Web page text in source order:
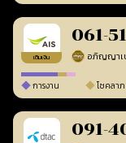
เติมเงิน
061-
การงาน โชคลาภ
091-